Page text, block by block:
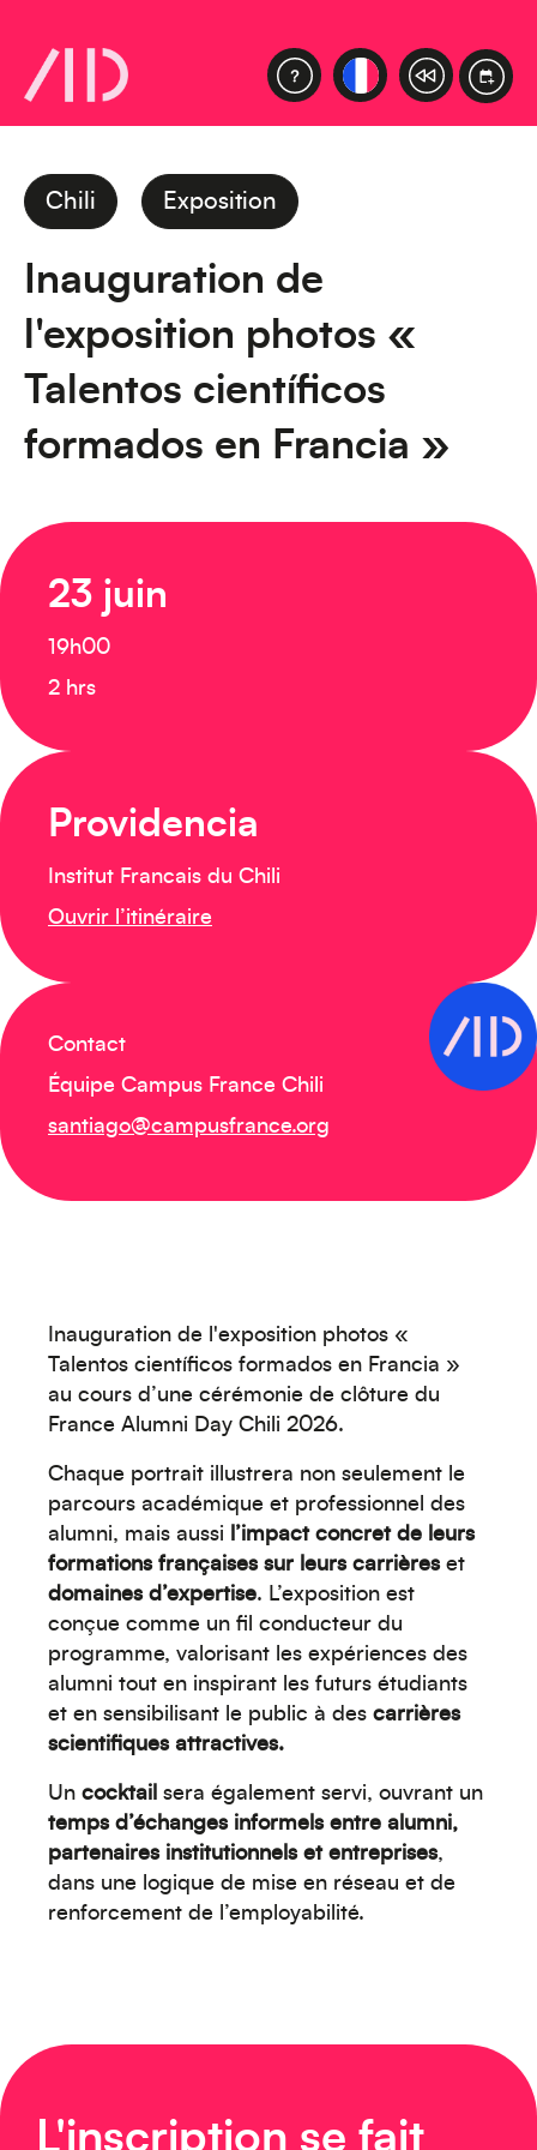
Chili Exposition
Inauguration de
l'exposition photos «
Talentos científicos
formados en Francia »
23 juin
19h00
2 hrs
Providencia
Institut Francais du Chili
Ouvrir l’itinéraire
Contact
Équipe Campus France Chili
santiago@campusfrance.org
Inauguration de l'exposition photos «
Talentos científicos formados en Francia »
au cours d’une cérémonie de clôture du
France Alumni Day Chili 2026.
Chaque portrait illustrera non seulement le
parcours académique et professionnel des
alumni, mais aussi l’impact concret de leurs
formations françaises sur leurs carrières et
domaines d’expertise. L’exposition est
conçue comme un fil conducteur du
programme, valorisant les expériences des
alumni tout en inspirant les futurs étudiants
et en sensibilisant le public à des carrières
scientifiques attractives.
Un cocktail sera également servi, ouvrant un
temps d’échanges informels entre alumni,
partenaires institutionnels et entreprises,
dans une logique de mise en réseau et de
renforcement de l’employabilité.
L'inscription se fait
Moyen-Orient
Océanie
Créez votre événement